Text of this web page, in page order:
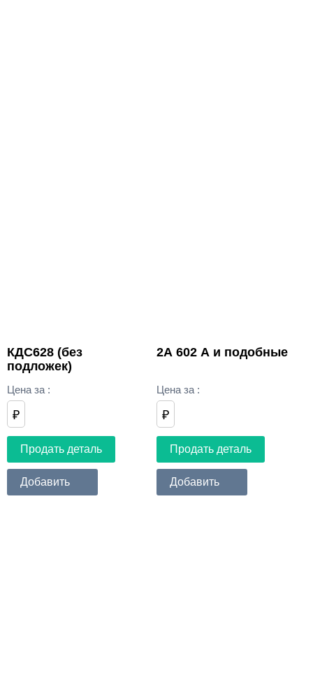
КДС628 (без
подложек)
Цена за :
₽
Продать деталь
Добавить
2А 602 А и подобные
Цена за :
₽
Продать деталь
Добавить